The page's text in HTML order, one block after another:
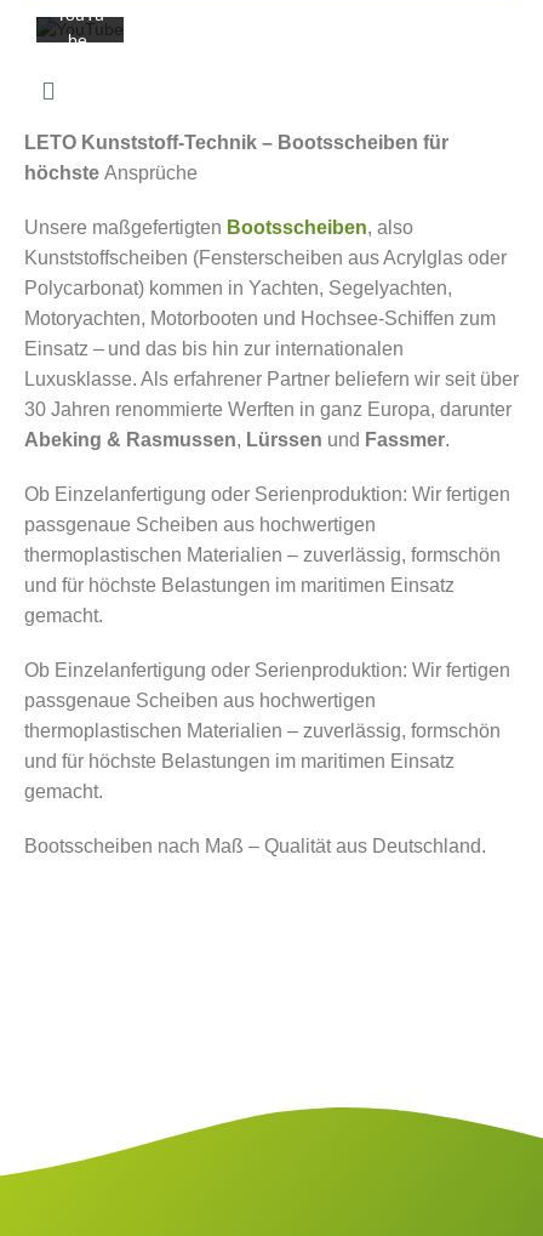
YouTu
be.
Video
YouTub
e immer
entsper
ren
LETO Kunststoff-Technik – Bootsscheiben für
höchste Ansprüche
Unsere maßgefertigten Bootsscheiben, also
Kunststoffscheiben (Fensterscheiben aus Acrylglas oder
Polycarbonat) kommen in Yachten, Segelyachten,
Motoryachten, Motorbooten und Hochsee-Schiffen zum
Einsatz – und das bis hin zur internationalen
Luxusklasse. Als erfahrener Partner beliefern wir seit über
30 Jahren renommierte Werften in ganz Europa, darunter
Abeking & Rasmussen, Lürssen und Fassmer.
Ob Einzelanfertigung oder Serienproduktion: Wir fertigen
passgenaue Scheiben aus hochwertigen
thermoplastischen Materialien – zuverlässig, formschön
und für höchste Belastungen im maritimen Einsatz
gemacht.
Ob Einzelanfertigung oder Serienproduktion: Wir fertigen
passgenaue Scheiben aus hochwertigen
thermoplastischen Materialien – zuverlässig, formschön
und für höchste Belastungen im maritimen Einsatz
gemacht.
Bootsscheiben nach Maß – Qualität aus Deutschland.